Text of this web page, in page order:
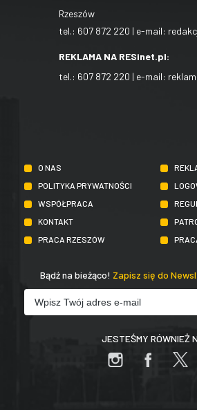
Rzeszów
tel.: 607 872 220 | e-mail:
REKLAMA NA RESinet.pl:
tel.: 607 872 220 | e-mail:
O NAS
POLITYKA PRYWATNOŚCI
WSPÓŁPRACA
KONTAKT
PRACA RZESZÓW
Bądź na bieżąco! Zapisz się do
JESTEŚMY RÓWNIEŻ